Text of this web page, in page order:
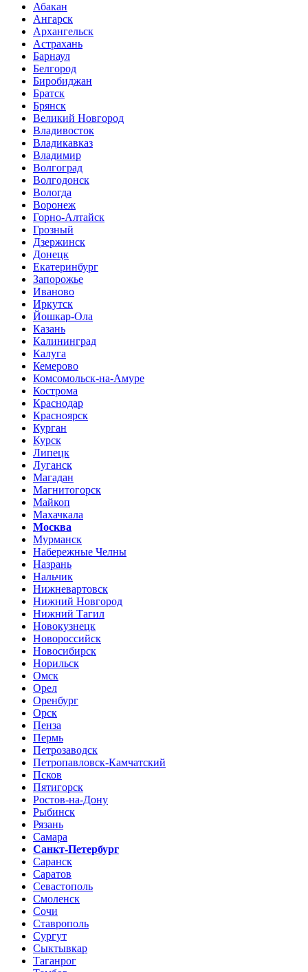
Абакан
Ангарск
Архангельск
Астрахань
Барнаул
Белгород
Биробиджан
Братск
Брянск
Великий Новгород
Владивосток
Владикавказ
Владимир
Волгоград
Волгодонск
Вологда
Воронеж
Горно-Алтайск
Грозный
Дзержинск
Донецк
Екатеринбург
Запорожье
Иваново
Иркутск
Йошкар-Ола
Казань
Калининград
Калуга
Кемерово
Комсомольск-на-Амуре
Кострома
Краснодар
Красноярск
Курган
Курск
Липецк
Луганск
Магадан
Магнитогорск
Майкоп
Махачкала
Москва
Мурманск
Набережные Челны
Назрань
Нальчик
Нижневартовск
Нижний Новгород
Нижний Тагил
Новокузнецк
Новороссийск
Новосибирск
Норильск
Омск
Орел
Оренбург
Орск
Пенза
Пермь
Петрозаводск
Петропавловск-Камчатский
Псков
Пятигорск
Ростов-на-Дону
Рыбинск
Рязань
Самара
Санкт-Петербург
Саранск
Саратов
Севастополь
Смоленск
Сочи
Ставрополь
Сургут
Сыктывкар
Таганрог